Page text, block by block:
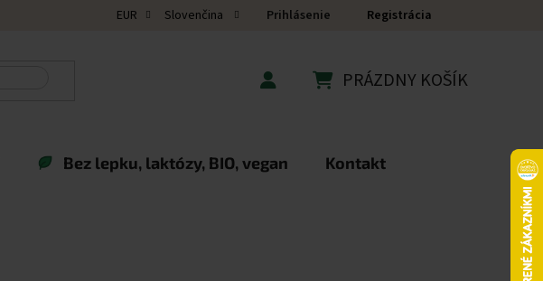
EUR Slovenčina Prihlásenie Registrácia
PRÁZDNY KOŠÍK
Bez lepku, laktózy, BIO, vegan Kontakt